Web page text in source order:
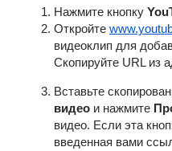
Нажмите кнопку
Откройте
видеоклип для
Скопируйте URL из
Вставьте
видеои нажмите
видео. Если эта
введенная вами